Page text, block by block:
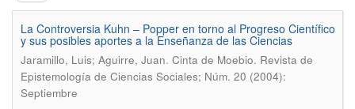
La Controversia Kuhn – Popper en torno al Progreso Científico
y sus posibles aportes a la Enseñanza de las Ciencias
Jaramillo, Luis; Aguirre, Juan. Cinta de Moebio. Revista de
Epistemología de Ciencias Sociales; Núm. 20 (2004):
Septiembre